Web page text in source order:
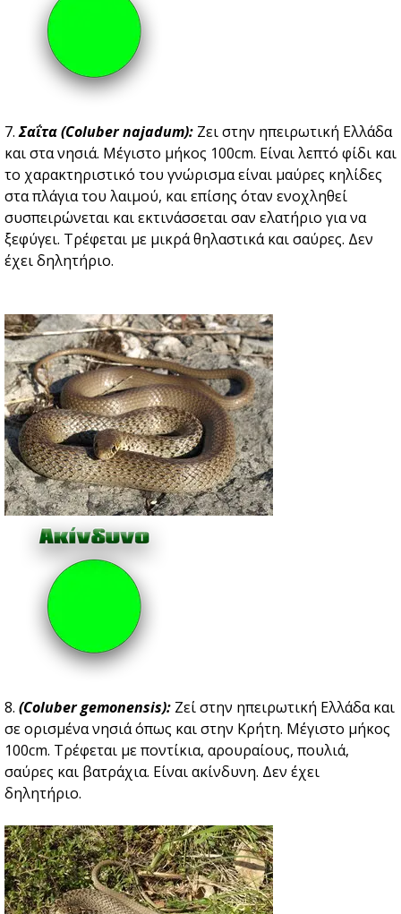
7.Σαΐτα (Coluber najadum): Ζει στην ηπειρωτική Ελλάδα
και στα νησιά. Μέγιστο μήκος 100cm. Είναι λεπτό φίδι και
το χαρακτηριστικό του γνώρισμα είναι μαύρες κηλίδες
στα πλάγια του λαιμού, και επίσης όταν ενοχληθεί
συσπειρώνεται και εκτινάσσεται σαν ελατήριο για να
ξεφύγει. Τρέφεται με μικρά θηλαστικά και σαύρες. Δεν
έχει δηλητήριο.
8. (Coluber gemonensis): Zεί στην ηπειρωτική Ελλάδα και
σε ορισμένα νησιά όπως και στην Κρήτη. Μέγιστο μήκος
100cm. Τρέφεται με ποντίκια, αρουραίους, πουλιά,
σαύρες και βατράχια. Είναι ακίνδυνη. Δεν έχει
δηλητήριο.